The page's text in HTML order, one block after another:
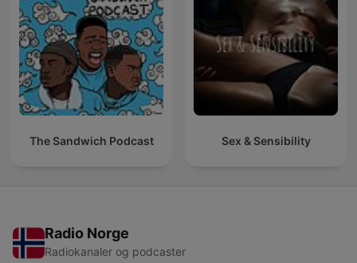
The Sandwich Podcast Sex & Sensibility
Radio Norge
Radiokanaler og podcaster